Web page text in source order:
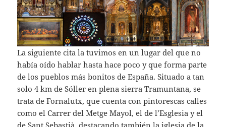
La siguiente cita la tuvimos en un lugar del que no
había oído hablar hasta hace poco y que forma parte
de los pueblos más bonitos de España. Situado a tan
solo 4 km de Sóller en plena sierra Tramuntana, se
trata de Fornalutx, que cuenta con pintorescas calles
como el Carrer del Metge Mayol, el de l’Esglesia y el